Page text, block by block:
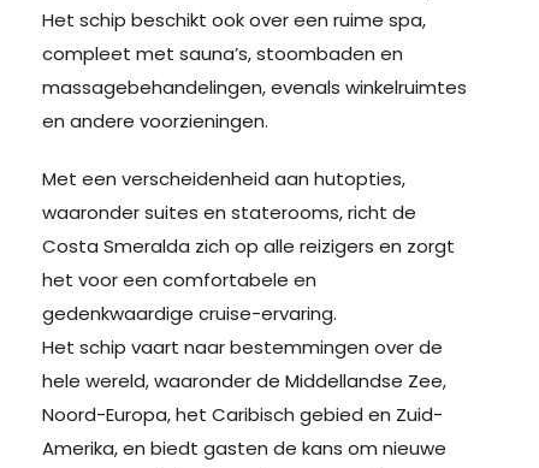
Het schip beschikt ook over een ruime spa,
compleet met sauna’s, stoombaden en
massagebehandelingen, evenals winkelruimtes
en andere voorzieningen.
Met een verscheidenheid aan hutopties,
waaronder suites en staterooms, richt de
Costa Smeralda zich op alle reizigers en zorgt
het voor een comfortabele en
gedenkwaardige cruise-ervaring.
Het schip vaart naar bestemmingen over de
hele wereld, waaronder de Middellandse Zee,
Noord-Europa, het Caribisch gebied en Zuid-
Amerika, en biedt gasten de kans om nieuwe